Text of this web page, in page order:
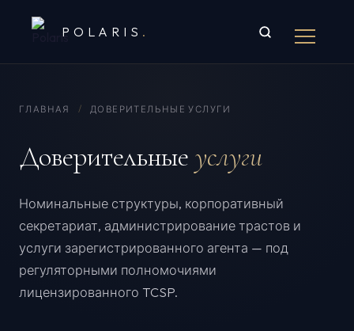
POLARIS .
ГЛАВНАЯ / ДОВЕРИТЕЛЬНЫЕ УСЛУГИ
Доверительные услуги
Номинальные структуры, корпоративный
секретариат, администрирование трастов и
услуги зарегистрированного агента — под
регуляторными полномочиями
лицензированного TCSP.